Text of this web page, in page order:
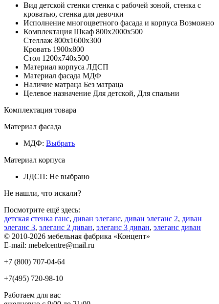
Вид детской стенки стенка с рабочей зоной, стенка с
кроватью, стенка для девочки
Исполнение многоцветного фасада и корпуса Возможно
Комплектация Шкаф 800х2000х500
Стеллаж 800х1600х300
Кровать 1900х800
Стол 1200х740х500
Материал корпуса ЛДСП
Материал фасада МДФ
Наличие матраца Без матраца
Целевое назначение Для детской, Для спальни
Комплектация товара
Материал фасада
МДФ: Выбрать
Материал корпуса
ЛДСП: Не выбрано
Не нашли, что искали?
Посмотрите ещё здесь:
детская стенка ганс, диван элеганс, диван элеганс 2, диван
элеганс 3, элеганс 2 диван, элеганс 3 диван, элеганс диван
© 2010-2026 мебельная фабрика «Концепт»
E-mail: mebelcentre@mail.ru
+7 (800) 707-04-64
+7(495) 720-98-10
Работаем для вас